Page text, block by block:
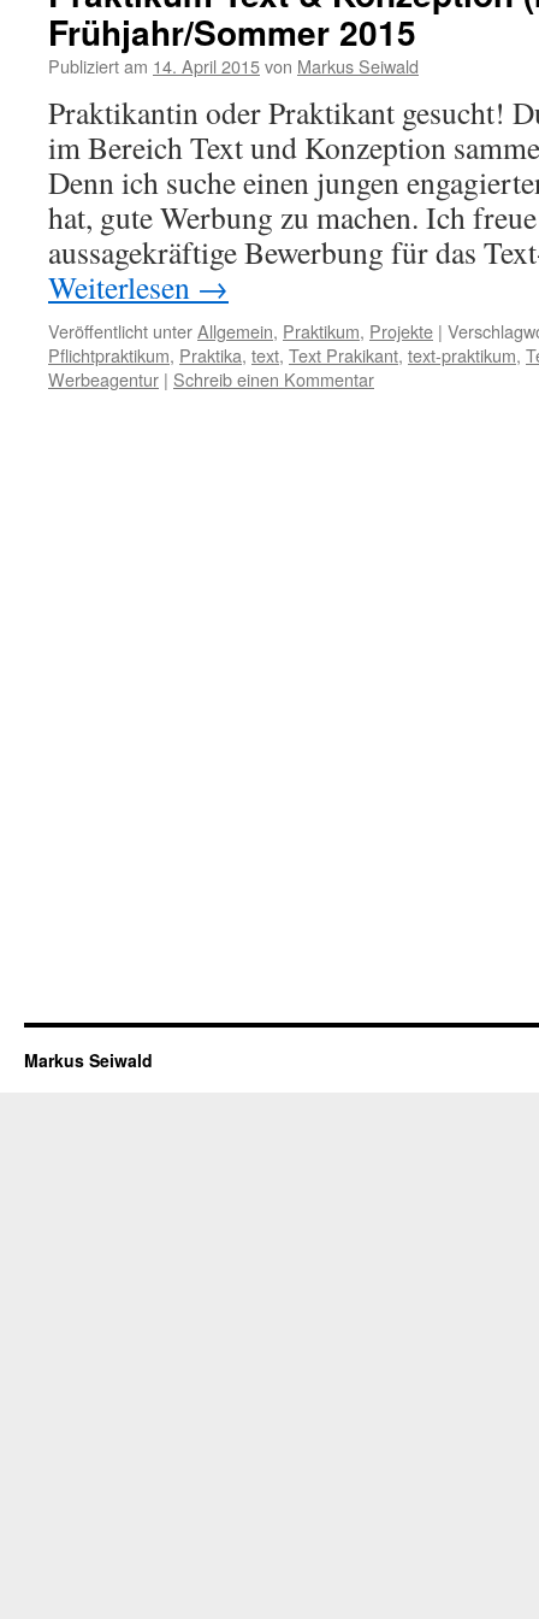
Frühjahr/Sommer 2015
Publiziert am 14. April 2015von Markus Seiwald
Praktikantin oder Praktikant gesucht!
im Bereich Text und Konzeption
Denn ich suche einen jungen
hat, gute Werbung zu machen. Ich
aussagekräftige Bewerbung für das
Weiterlesen →
Veröffentlicht unterAllgemein, Praktikum, Projekte |
Pflichtpraktikum, Praktika, text, Text Prakikant, text-praktikum,
Werbeagentur | Schreib einen Kommentar
Markus Seiwald